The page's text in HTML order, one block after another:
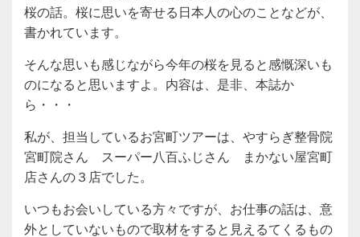
桜の話。桜に思いを寄せる日本人の心のことなどが、
書かれています。
そんな思いも感じながら今年の桜を見ると感慨深いも
のになると思いますよ。内容は、是非、本誌か
ら・・・
私が、担当しているお宮町ツアーは、やすらぎ整骨院
宮町院さん スーパー八百ふじさん まかない屋宮町
店さんの３店でした。
いつもお会いしている方々ですが、お仕事の話は、意
外としていないもので取材をすると見えるてくるもの